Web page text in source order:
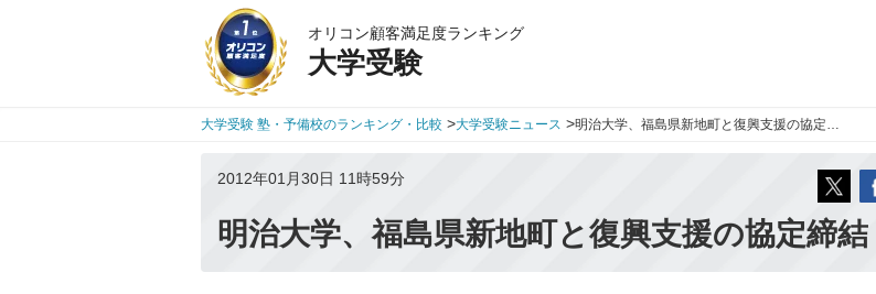
オリコン顧客満足度ランキング
大学受験
大学受験 塾・予備校のランキング・比較 >大学受験ニュース >明治大学、福島県新地町と復興支援の協定…
2012年01月30日 11時59分
明治大学、福島県新地町と復興支援の協定締結